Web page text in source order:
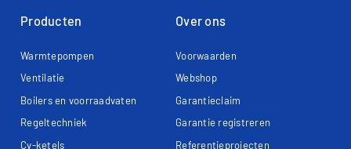
Producten
Warmtepompen
Ventilatie
Boilers en voorraadvaten
Regeltechniek
Cv-ketels
Over ons
Voorwaarden
Webshop
Garantieclaim
Garantie registreren
Referentieprojecten